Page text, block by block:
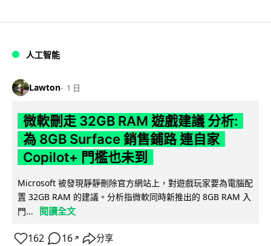
人工智能
Lawton 1 日
微軟刪走 32GB RAM 遊戲建議 分析:
為 8GB Surface 銷售鋪路 連自家
Copilot+ 門檻也未到
Microsoft 被發現靜靜刪除官方網站上，對遊戲玩家要為電腦配
置 32GB RAM 的建議。分析指微軟同時新推出的 8GB RAM 入
門...
閱讀全文
162 16 ↗ 分享